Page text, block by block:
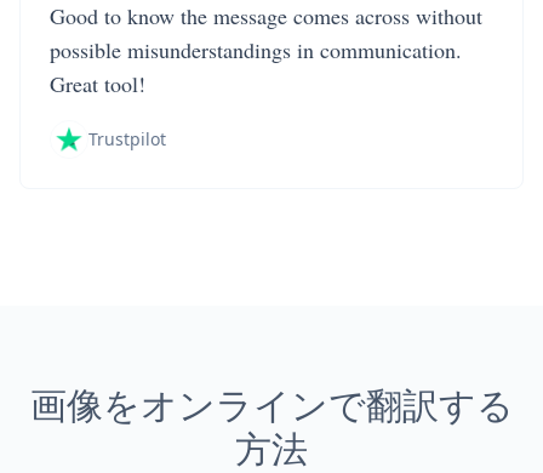
Good to know the message comes across without
possible misunderstandings in communication.
Great tool!
Trustpilot
画像をオンラインで翻訳する
方法